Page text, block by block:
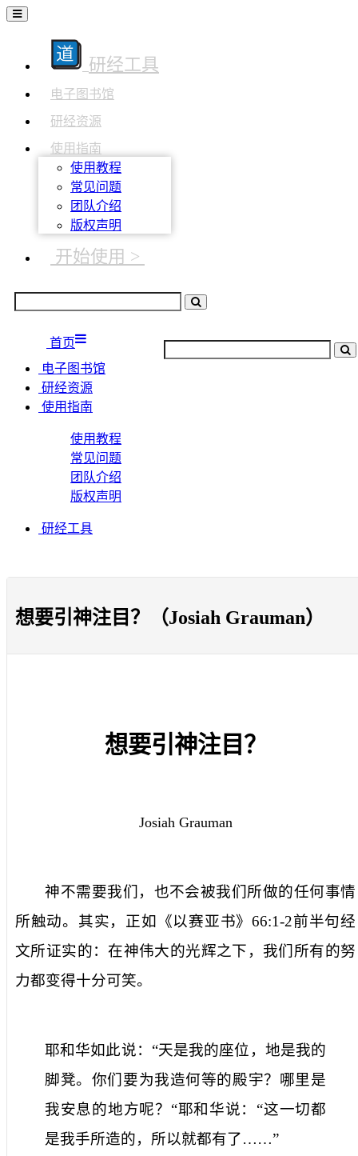
研经工具
电子图书馆
研经资源
使用指南
使用教程
常见问题
团队介绍
版权声明
开始使用 >
首页
电子图书馆
研经资源
使用指南
使用教程
常见问题
团队介绍
版权声明
研经工具
想要引神注目？（Josiah Grauman）
想要引神注目？
Josiah Grauman
神不需要我们，也不会被我们所做的任何事情
所触动。其实，正如《以赛亚书》66:1-2前半句经
文所证实的：在神伟大的光辉之下，我们所有的努
力都变得十分可笑。
耶和华如此说：“天是我的座位，地是我的
脚凳。你们要为我造何等的殿宇？哪里是
我安息的地方呢？“耶和华说：“这一切都
是我手所造的，所以就都有了……”